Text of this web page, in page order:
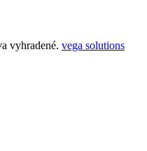
vyhradené. vega solutions